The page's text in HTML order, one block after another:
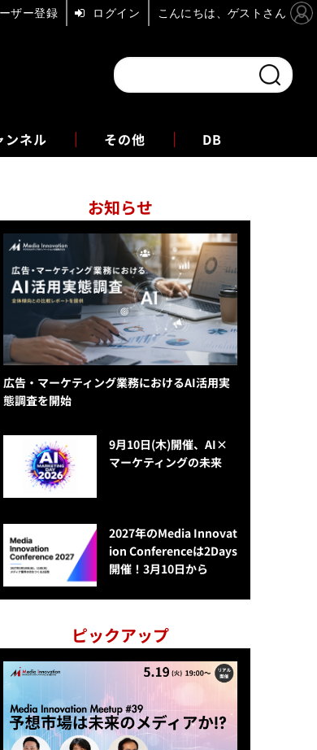
ンネル
ム その他 DB
お知らせ
広告・マーケティング業務におけるAI活用実
態調査を開始
9月10日(木)開催、AI×
マーケティングの未来
2027年のMedia Innovat
ion Conferenceは2Days
開催！3月10日から
ピックアップ
ザー登録 ログイン こんにちは、ゲストさん